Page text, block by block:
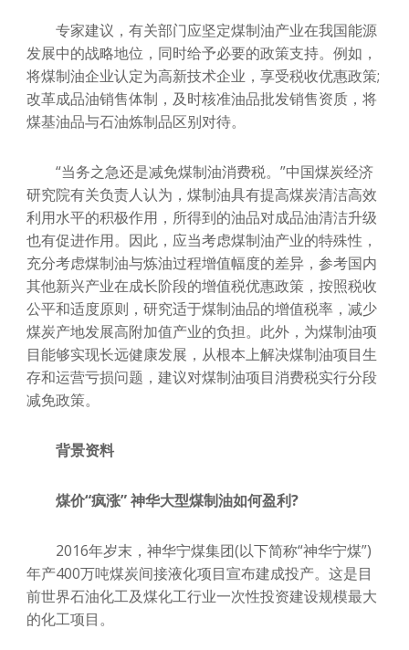
专家建议，有关部门应坚定煤制油产业在我国能源
发展中的战略地位，同时给予必要的政策支持。例如，
将煤制油企业认定为高新技术企业，享受税收优惠政策;
改革成品油销售体制，及时核准油品批发销售资质，将
煤基油品与石油炼制品区别对待。
“当务之急还是减免煤制油消费税。”中国煤炭经济
研究院有关负责人认为，煤制油具有提高煤炭清洁高效
利用水平的积极作用，所得到的油品对成品油清洁升级
也有促进作用。因此，应当考虑煤制油产业的特殊性，
充分考虑煤制油与炼油过程增值幅度的差异，参考国内
其他新兴产业在成长阶段的增值税优惠政策，按照税收
公平和适度原则，研究适于煤制油品的增值税率，减少
煤炭产地发展高附加值产业的负担。此外，为煤制油项
目能够实现长远健康发展，从根本上解决煤制油项目生
存和运营亏损问题，建议对煤制油项目消费税实行分段
减免政策。
背景资料
煤价“疯涨” 神华大型煤制油如何盈利?
2016年岁末，神华宁煤集团(以下简称“神华宁煤”)
年产400万吨煤炭间接液化项目宣布建成投产。这是目
前世界石油化工及煤化工行业一次性投资建设规模最大
的化工项目。